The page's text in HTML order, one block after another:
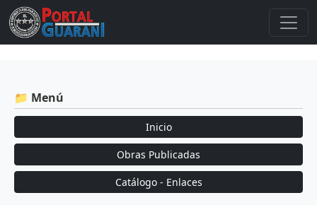
📁 Menú
Inicio
Obras Publicadas
Catálogo - Enlaces